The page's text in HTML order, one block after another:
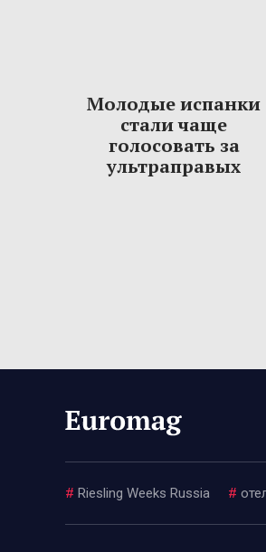
Молодые испанки
стали чаще
голосовать за
ультраправых
# Riesling Weeks Russia #